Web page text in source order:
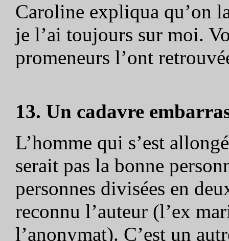
Caroline expliqua qu’on
je l’ai toujours sur moi.
promeneurs l’ont
13. Un cadavre
L’homme qui s’est
serait pas la bonne
personnes divisées en
reconnu l’auteur (l’ex
l’anonymat). C’est un